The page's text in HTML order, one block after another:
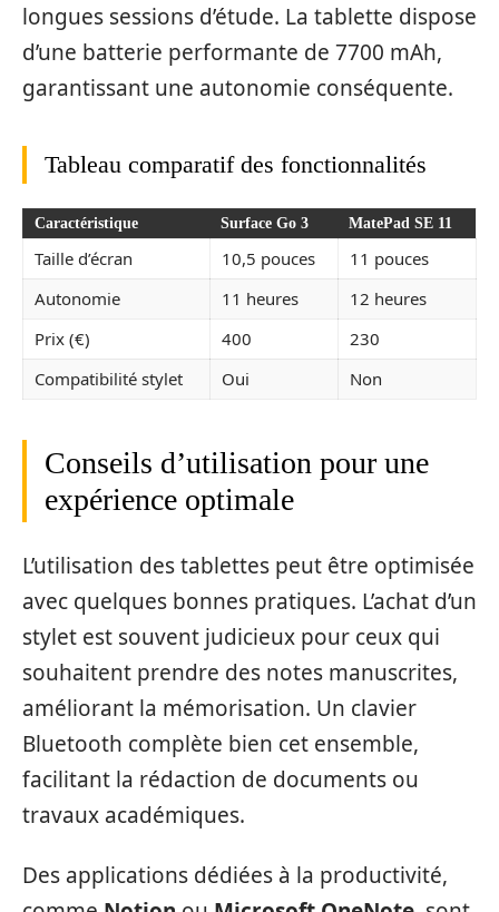
longues sessions d’étude. La tablette dispose
d’une batterie performante de 7700 mAh,
garantissant une autonomie conséquente.
Tableau comparatif des fonctionnalités
Caractéristique Surface Go 3 MatePad SE 11
Taille d’écran 10,5 pouces
11 pouces
Autonomie
11 heures
12 heures
Prix (€)
400
230
Compatibilité stylet
Oui Non
Conseils d’utilisation pour une
expérience optimale
L’utilisation des tablettes peut être optimisée
avec quelques bonnes pratiques. L’achat d’un
stylet est souvent judicieux pour ceux qui
souhaitent prendre des notes manuscrites,
améliorant la mémorisation. Un clavier
Bluetooth complète bien cet ensemble,
facilitant la rédaction de documents ou
travaux académiques.
Des applications dédiées à la productivité,